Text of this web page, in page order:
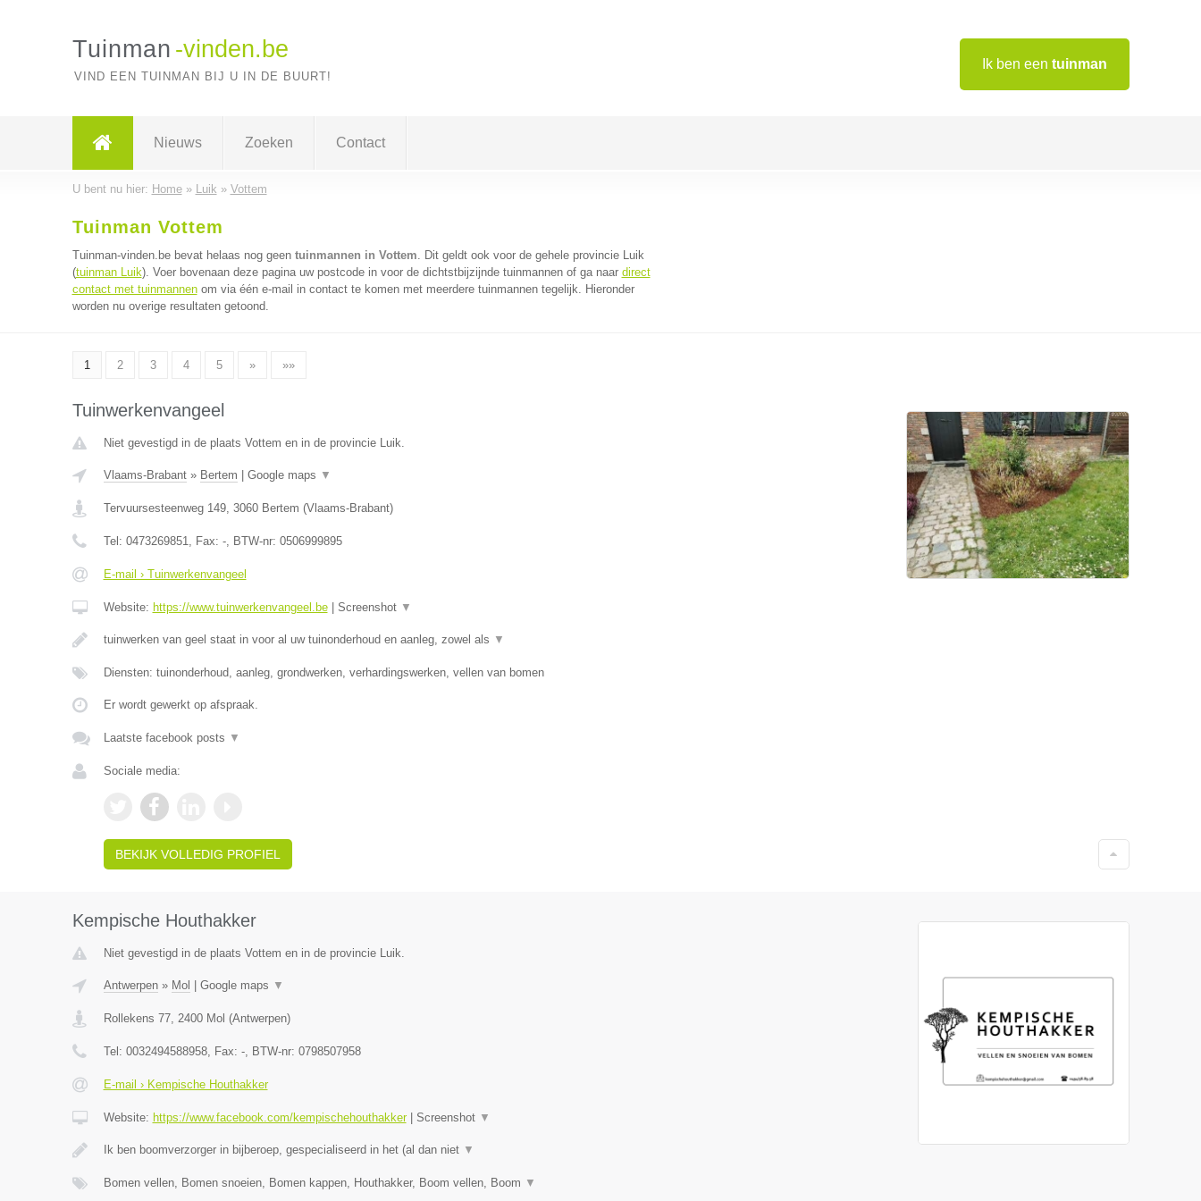
Ik ben een tuinman
Tuinman -vinden.be
VIND EEN TUINMAN BIJ U IN DE BUURT!
Nieuws Zoeken Contact
U bent nu hier: Home» Luik » Vottem
Tuinman Vottem
Tuinman-vinden.be bevat helaas nog geen tuinmannen in Vottem. Dit geldt ook voor de gehele provincie Luik
(tuinman Luik). Voer bovenaan deze pagina uw postcode in voor de dichtstbijzijnde tuinmannen of ga naar direct
contact met tuinmannenom via één e-mail in contact te komen met meerdere tuinmannen tegelijk. Hieronder
worden nu overige resultaten getoond.
1 2 3 4 5 » »»
Tuinwerkenvangeel
Niet gevestigd in de plaats Vottem en in de provincie Luik.
Vlaams-Brabant» Bertem Google maps ▼
Tervuursesteenweg 149, 3060 Bertem (Vlaams-Brabant)
Tel: 0473269851, Fax: -, BTW-nr: 0506999895
E-mail › Tuinwerkenvangeel
Website: https://www.tuinwerkenvangeel.be| Screenshot ▼
tuinwerken van geel staat in voor al uw tuinonderhoud en aanleg, zowel als ▼
Diensten: tuinonderhoud, aanleg, grondwerken, verhardingswerken, vellen van bomen
Er wordt gewerkt op afspraak.
Laatste facebook posts ▼
Sociale media:
BEKIJK VOLLEDIG PROFIEL
Kempische Houthakker
Niet gevestigd in de plaats Vottem en in de provincie Luik.
Antwerpen» Mol Google maps ▼
Rollekens 77, 2400 Mol (Antwerpen)
Tel: 0032494588958, Fax: -, BTW-nr: 0798507958
E-mail › Kempische Houthakker
Website: https://www.facebook.com/kempischehouthakker| Screenshot ▼
Ik ben boomverzorger in bijberoep, gespecialiseerd in het (al dan niet ▼
Bomen vellen, Bomen snoeien, Bomen kappen, Houthakker, Boom vellen, Boom ▼